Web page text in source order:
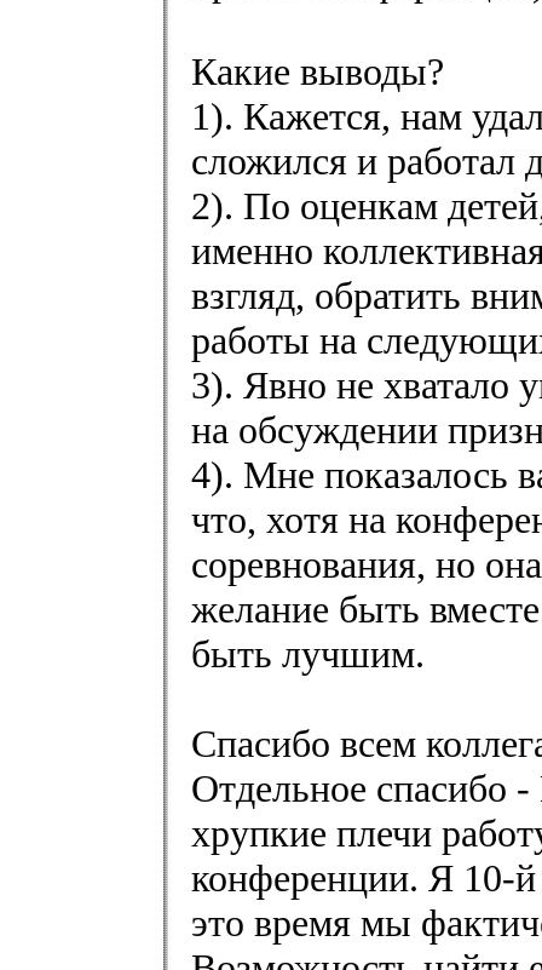
Какие выводы?
1). Кажется, нам
сложился и работал
2). По оценкам
именно
взгляд, обратить
работы на
3). Явно не хватало
на обсуждении
4). Мне показалось
что, хотя на
соревнования, но
желание быть
быть лучшим.
Спасибо всем
Отдельное спасибо
хрупкие плечи
конференции. Я 10-
это время мы